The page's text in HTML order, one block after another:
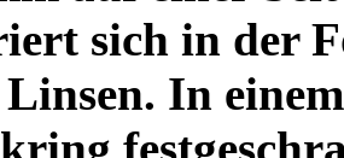
sich in der
In